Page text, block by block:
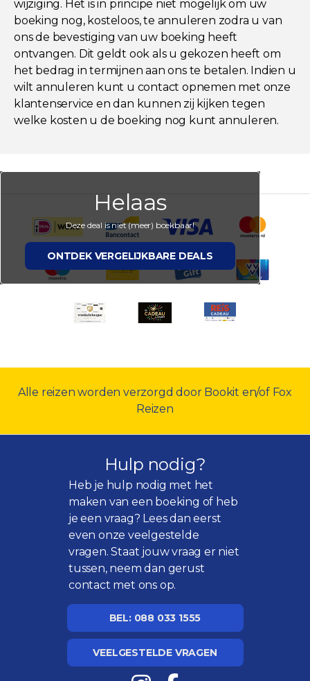
wijziging. Het is in principe niet mogelijk om uw
boeking nog, kosteloos, te annuleren zodra u van
ons de bevestiging van uw boeking heeft
ontvangen. Dit geldt ook als u gekozen heeft om
het bedrag in termijnen aan ons te betalen. Indien u
wilt annuleren kunt u contact opnemen met onze
klantenservice en dan kunnen zij kijken tegen
welke kosten u de boeking nog kunt annuleren.
Helaas
Deze deal is niet (meer) boekbaar!
ONTDEK VERGELIJKBARE DEALS
Alle reizen worden verzorgd door Bookit en/of Fox
Reizen
Hulp nodig?
Heb je hulp nodig met het
maken van een boeking of heb
je een vraag? Lees dan eerst
even onzeveelgestelde
vragen. Staat jouw vraag er niet
tussen, neem dan gerust
contact met ons op.
BEL: 088 033 1555
VEELGESTELDE VRAGEN